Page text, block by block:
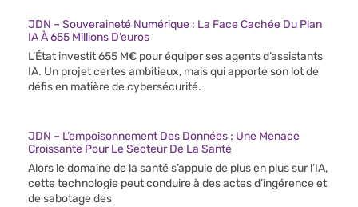
JDN – Souveraineté Numérique : La Face Cachée Du Plan
IA À 655 Millions D’euros
L’État investit 655 M€ pour équiper ses agents d’assistants
IA. Un projet certes ambitieux, mais qui apporte son lot de
défis en matière de cybersécurité.
JDN – L’empoisonnement Des Données : Une Menace
Croissante Pour Le Secteur De La Santé
Alors le domaine de la santé s’appuie de plus en plus sur l’IA,
cette technologie peut conduire à des actes d’ingérence et
de sabotage des